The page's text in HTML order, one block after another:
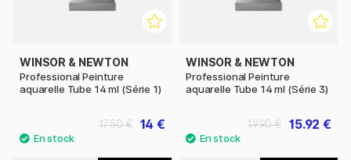
WINSOR & NEWTON
Professional Peinture
aquarelle Tube 14 ml (Série 1)
14 €
17.50 €
WINSOR & NEWTON
Professional Peinture
aquarelle Tube 14 ml (Série 3)
15.92 €
19.90 €